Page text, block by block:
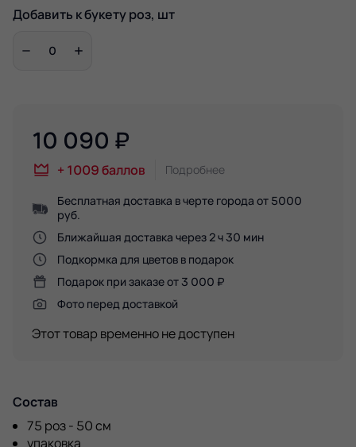
Добавить к букету роз, шт
10 090 ₽
+ 1009баллов Подробнее
Бесплатная доставка в черте города от 5000
руб.
Ближайшая доставка через 2 ч 30 мин
Подкормка для цветов в подарок
Подарок при заказе от 3 000 ₽
Фото перед доставкой
Этот товар временно не доступен
Состав
75 роз - 50 см
упаковка